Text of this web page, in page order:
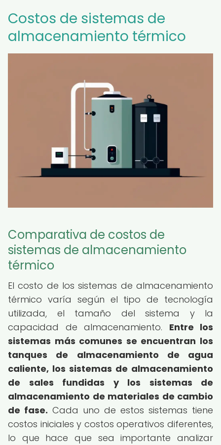
Costos de sistemas de
almacenamiento térmico
Comparativa de costos de
sistemas de almacenamiento
térmico
El costo de los sistemas de almacenamiento
térmico varía según el tipo de tecnología
utilizada, el tamaño del sistema y la
capacidad de almacenamiento. Entre los
sistemas más comunes se encuentran los
tanques de almacenamiento de agua
caliente, los sistemas de almacenamiento
de sales fundidas y los sistemas de
almacenamiento de materiales de cambio
de fase. Cada uno de estos sistemas tiene
costos iniciales y costos operativos diferentes,
lo que hace que sea importante analizar